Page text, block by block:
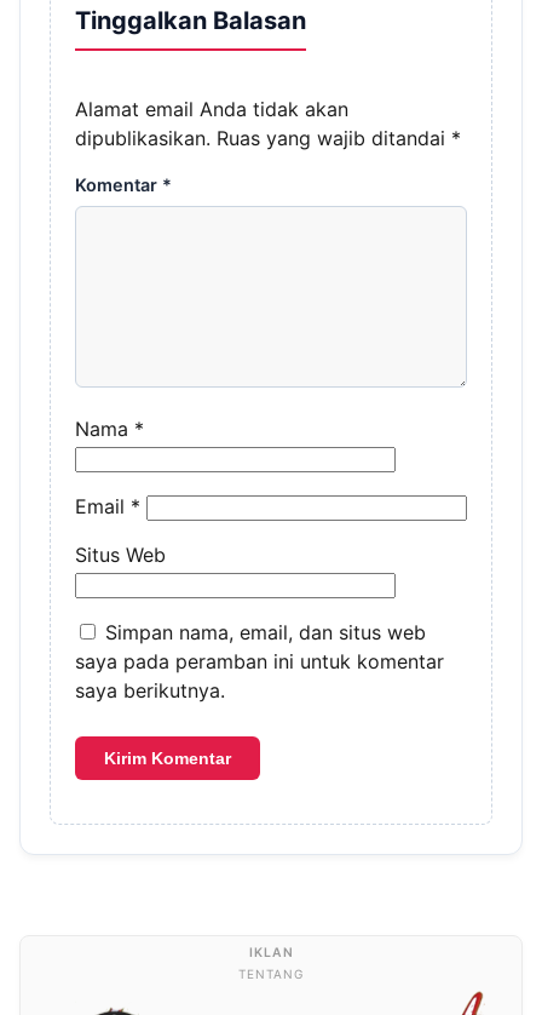
Tinggalkan Balasan
Alamat email Anda tidak akan
dipublikasikan. Ruas yang wajib ditandai *
Komentar *
Nama *
Email *
Situs Web
Simpan nama, email, dan situs web
saya pada peramban ini untuk komentar
saya berikutnya.
TENTANG